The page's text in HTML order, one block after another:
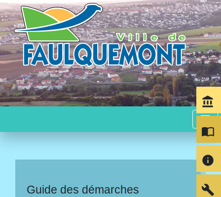
menu
Guide des démarches
account_balance
import_contacts
info
build